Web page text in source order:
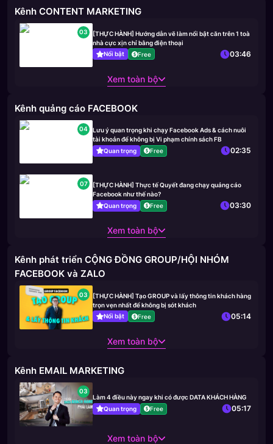
Kênh CONTENT MARKETING
03
[THỰC HÀNH] Hướng dẫn vẽ làm nổi bật căn trên 1 toà
nhà cực xịn chỉ bằng điện thoại
Nổi bật
Free 03:46
Xem toàn bộ
Kênh quảng cáo FACEBOOK
04
Lưu ý quan trọng khi chạy Facebook Ads & cách nuôi
tài khoản để không bị Vi phạm chính sách FB
Quan trọng
Free 02:35
07
[THỰC HÀNH] Thực tế Quyết đang chạy quảng cáo
Facebook như thế nào?
Quan trọng
Free 03:30
Xem toàn bộ
Kênh phát triển CỘNG ĐỒNG GROUP/HỘI NHÓM
FACEBOOK và ZALO
03
[THỰC HÀNH] Tạo GROUP và lấy thông tin khách hàng
trọn vẹn nhất để không bị sót khách
Nổi bật
Free 05:14
Xem toàn bộ
Kênh EMAIL MARKETING
03
Làm 4 điều này ngay khi có được DATA KHÁCH HÀNG
Quan trọng
Free 05:17
Xem toàn bộ